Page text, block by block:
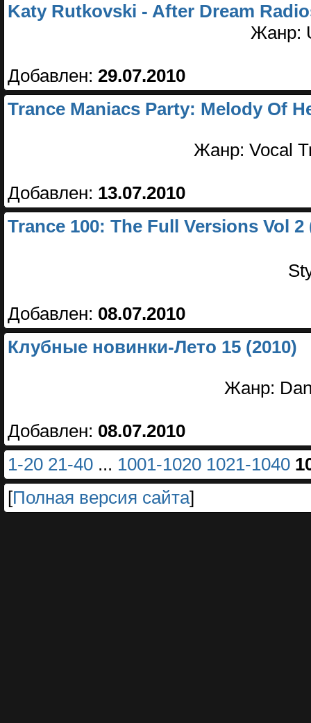
Katy Rutkovski - After Dream
Жанр:
Добавлен: 29.07.2010
Trance Maniacs Party: Melody Of
Жанр: Vocal
Добавлен: 13.07.2010
Trance 100: The Full Versions Vol 2
Добавлен: 08.07.2010
Клубные новинки-Лето 15 (2010)
Жанр:
Добавлен: 08.07.2010
1-20 21-40 ... 1001-1020 1021-1040
[Полная версия сайта]